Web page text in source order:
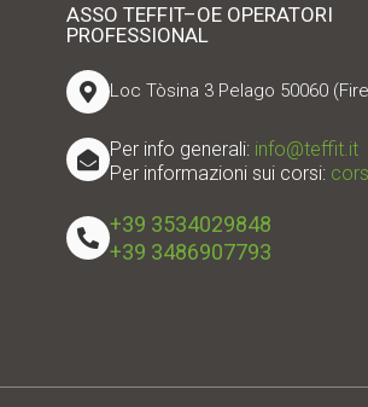
ASSO TEFFIT–OE OPERATORI
PROFESSIONAL
Loc Tòsina 3 Pelago 50060
Per info generali: info@teffit.it
Per informazioni sui corsi:
+39 3534029848
+39 3486907793